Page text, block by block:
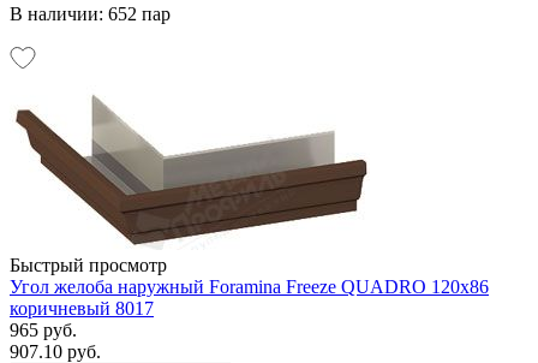
В наличии: 652 пар
Быстрый просмотр
Угол желоба наружный Foramina Freeze QUADRO 120х86
коричневый 8017
965 руб.
907.10 руб.